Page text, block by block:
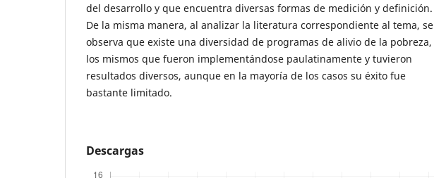
del desarrollo y que encuentra diversas formas de medición y definición.
De la misma manera, al analizar la literatura correspondiente al tema, se
observa que existe una diversidad de programas de alivio de la pobreza,
los mismos que fueron implementándose paulatinamente y tuvieron
resultados diversos, aunque en la mayoría de los casos su éxito fue
bastante limitado.
Descargas